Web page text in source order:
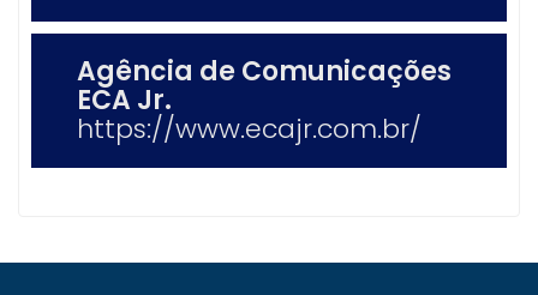
Agência de Comunicações
ECA Jr.
https://www.ecajr.com.br/